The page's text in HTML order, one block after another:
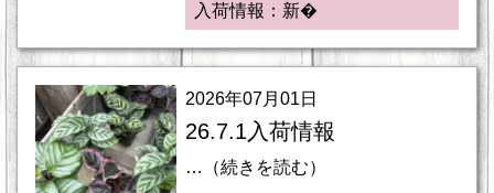
入荷情報：新�
2026年07月01日
26.7.1入荷情報
…（続きを読む）